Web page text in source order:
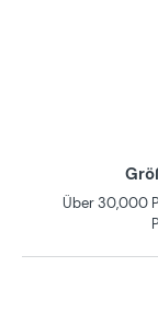
Über 30,000